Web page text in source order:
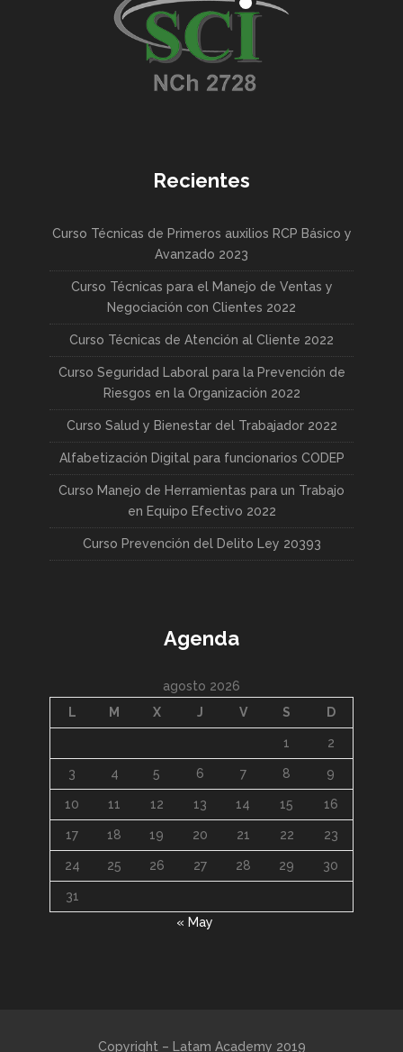
Recientes
Curso Técnicas de Primeros auxilios RCP Básico y
Avanzado 2023
Curso Técnicas para el Manejo de Ventas y
Negociación con Clientes 2022
Curso Técnicas de Atención al Cliente 2022
Curso Seguridad Laboral para la Prevención de
Riesgos en la Organización 2022
Curso Salud y Bienestar del Trabajador 2022
Alfabetización Digital para funcionarios CODEP
Curso Manejo de Herramientas para un Trabajo
en Equipo Efectivo 2022
Curso Prevención del Delito Ley 20393
Agenda
agosto 2026
L
M X J V S D
1 2
3 4 5 6 7 8 9
10 11 12 13 14 15 16
17 18 19 20 21 22 23
24 25 26 27 28 29 30
31
« May
Copyright – Latam Academy 2019